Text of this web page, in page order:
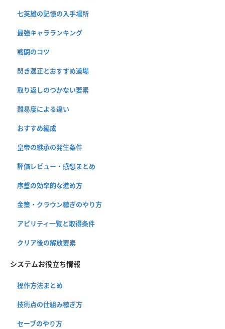
七英雄の記憶の入手場所
最強キャラランキング
戦闘のコツ
閃き適正とおすすめ道場
取り返しのつかない要素
難易度による違い
おすすめ編成
皇帝の継承の発生条件
評価レビュー・感想まとめ
序盤の効率的な進め方
金策・クラウン稼ぎのやり方
アビリティ一覧と取得条件
クリア後の解放要素
システムお役立ち情報
操作方法まとめ
技術点の仕組み稼ぎ方
セーブのやり方